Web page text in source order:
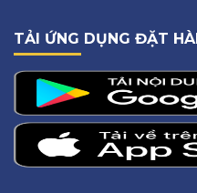
TẢI ỨNG DỤNG ĐẶT